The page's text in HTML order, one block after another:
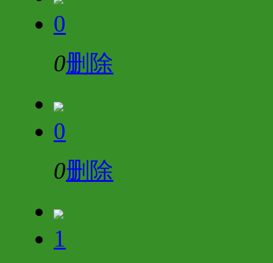
0
0删除
0
0删除
1